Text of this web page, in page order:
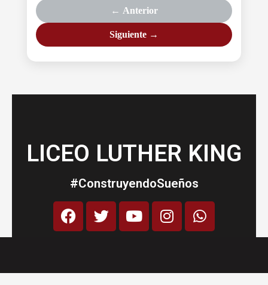
← Anterior
Siguiente →
LICEO LUTHER KING
#ConstruyendoSueños